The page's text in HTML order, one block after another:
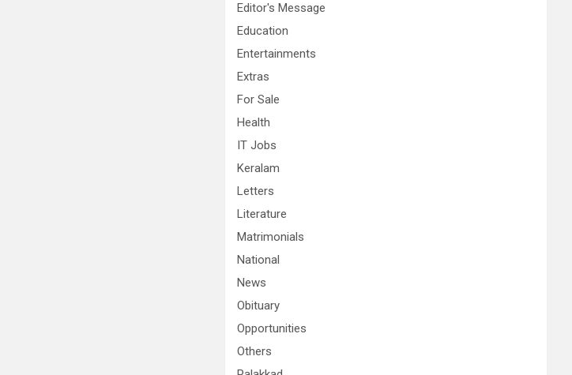
Editor's Message
Education
Entertainments
Extras
For Sale
Health
IT Jobs
Keralam
Letters
Literature
Matrimonials
National
News
Obituary
Opportunities
Others